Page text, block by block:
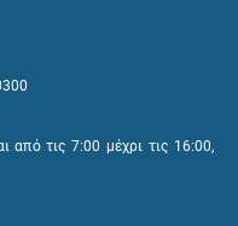
από τις 7:00 μέχρι τις 16:00,